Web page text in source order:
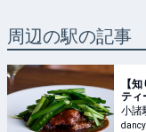
周辺の駅の記事
【
ティ
ロ
小諸